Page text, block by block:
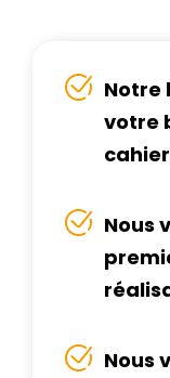
Notre
votre
Nous
Nous